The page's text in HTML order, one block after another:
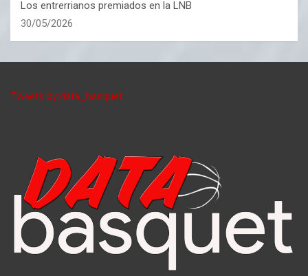
Los entrerrianos premiados en la LNB
30/05/2026
Tweets by data_basquet